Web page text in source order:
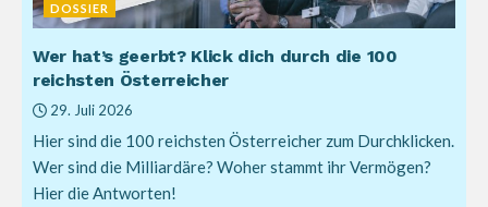
DOSSIER
Wer hat’s geerbt? Klick dich durch die 100
reichsten Österreicher
29. Juli 2026
Hier sind die 100 reichsten Österreicher zum Durchklicken.
Wer sind die Milliardäre? Woher stammt ihr Vermögen?
Hier die Antworten!